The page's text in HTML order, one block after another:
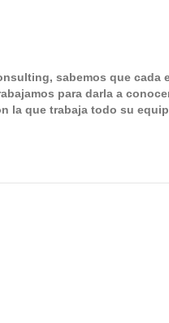
sabemos que cada
para darla a
la que trabaja todo su